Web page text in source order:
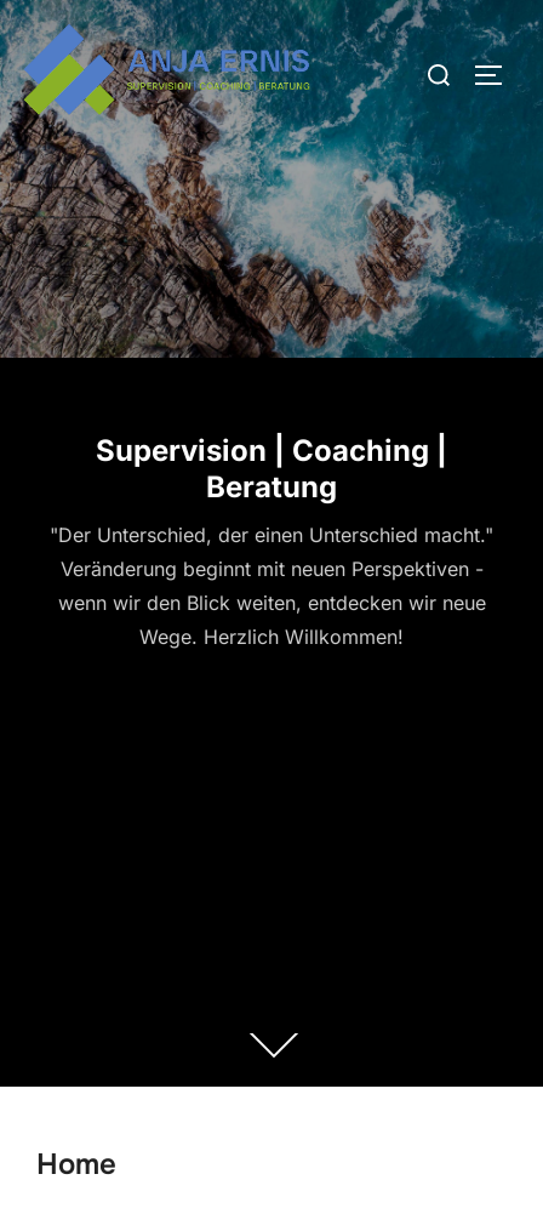
Zum
Inhalt
springen
Suchen
nach:
Supervision | Coaching |
Beratung
"Der Unterschied, der einen Unterschied macht."
Veränderung beginnt mit neuen Perspektiven -
wenn wir den Blick weiten, entdecken wir neue
Wege. Herzlich Willkommen!
Zum
Inhalt
Home